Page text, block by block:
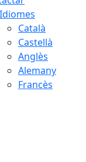
Idiomes
Català
Castellà
Anglès
Alemany
Francès